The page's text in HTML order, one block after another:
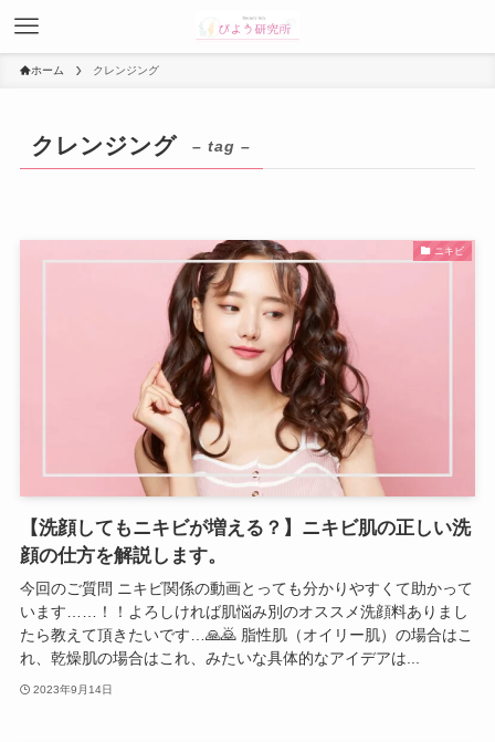
ホーム クレンジング
クレンジング – tag –
ニキビ
【洗顔してもニキビが増える？】ニキビ肌の正しい洗
顔の仕方を解説します。
今回のご質問 ニキビ関係の動画とっても分かりやすくて助かって
います……！！よろしければ肌悩み別のオススメ洗顔料ありまし
たら教えて頂きたいです…🙏🙇 脂性肌（オイリー肌）の場合はこ
れ、乾燥肌の場合はこれ、みたいな具体的なアイデアは...
2023年9月14日